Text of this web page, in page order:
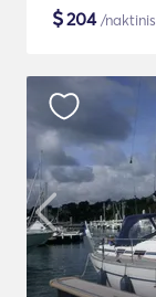
$204/naktinis